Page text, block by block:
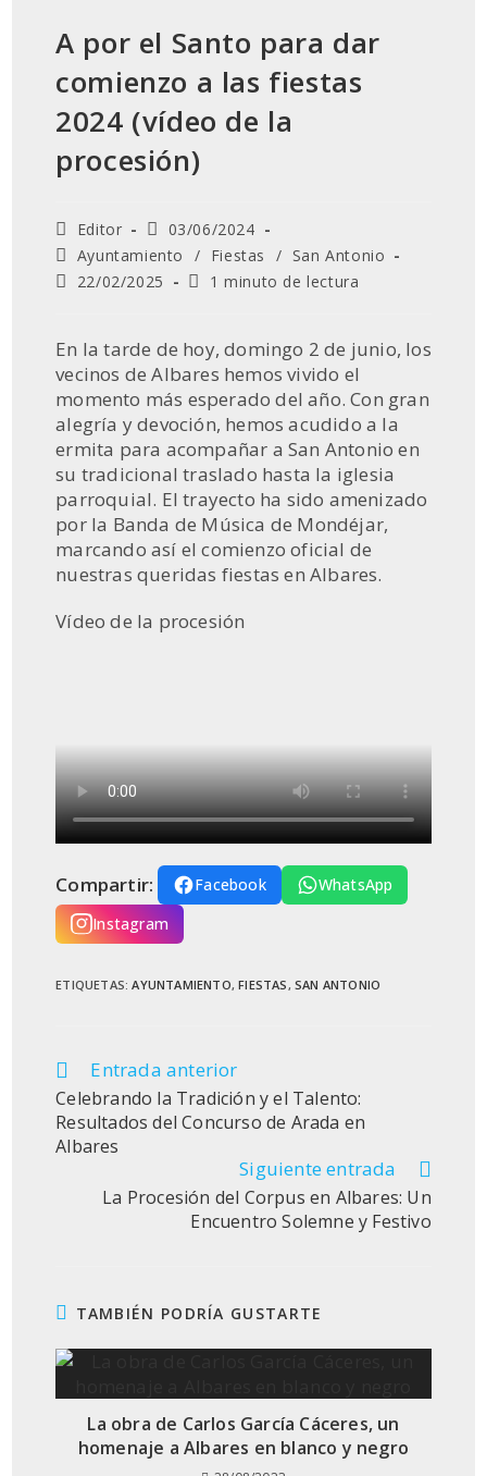
A por el Santo para dar
comienzo a las fiestas
2024 (vídeo de la
procesión)
Autor
de
la
entrada:
Editor
Publicación
de
entrada:
03/06/2024
Categoría
de
Ayuntamiento / Fiestas / San Antonio
Última
la
entrada:
22/02/2025
Tiempo
1 minuto de lectura
En la tarde de hoy, domingo 2 de junio, los
vecinos de Albares hemos vivido el
momento más esperado del año. Con gran
alegría y devoción, hemos acudido a la
ermita para acompañar a San Antonio en
su tradicional traslado hasta la iglesia
parroquial. El trayecto ha sido amenizado
por la Banda de Música de Mondéjar,
marcando así el comienzo oficial de
nuestras queridas fiestas en Albares.
Vídeo de la procesión
Compartir: Facebook
WhatsApp
Instagram
ETIQUETAS:AYUNTAMIENTO, FIESTAS , SAN ANTONIO
Leer
más
artículos
Entrada anterior
Celebrando la Tradición y el Talento:
Resultados del Concurso de Arada en
Albares
Siguiente entrada
La Procesión del Corpus en Albares: Un
Encuentro Solemne y Festivo
TAMBIÉN PODRÍA GUSTARTE
La obra de Carlos García Cáceres, un
homenaje a Albares en blanco y negro